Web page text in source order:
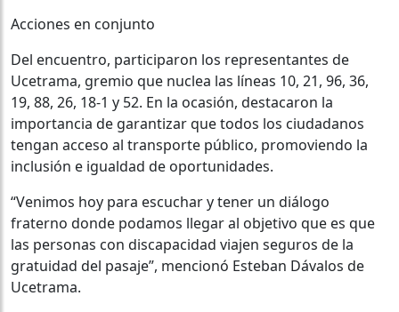
Acciones en conjunto
Del encuentro, participaron los representantes de
Ucetrama, gremio que nuclea las líneas 10, 21, 96, 36,
19, 88, 26, 18-1 y 52. En la ocasión, destacaron la
importancia de garantizar que todos los ciudadanos
tengan acceso al transporte público, promoviendo la
inclusión e igualdad de oportunidades.
“Venimos hoy para escuchar y tener un diálogo
fraterno donde podamos llegar al objetivo que es que
las personas con discapacidad viajen seguros de la
gratuidad del pasaje”, mencionó Esteban Dávalos de
Ucetrama.